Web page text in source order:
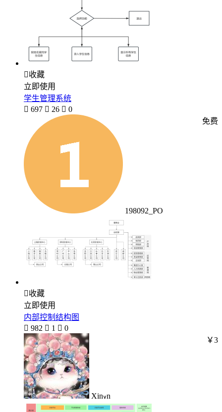
收藏
立即使用
学生管理系统
 697  26  0
198092_PO
免费
收藏
立即使用
内部控制结构图
 982  1  0
Xin៴n
￥3